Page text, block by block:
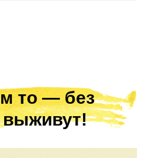
то — без
выживут!